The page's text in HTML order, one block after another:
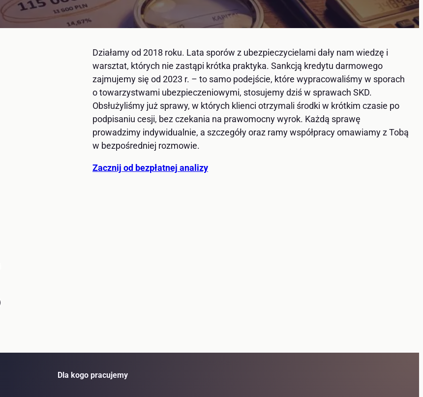
Działamy od 2018 roku. Lata sporów z ubezpieczycielami dały nam wiedzę i
warsztat, których nie zastąpi krótka praktyka. Sankcją kredytu darmowego
zajmujemy się od 2023 r. – to samo podejście, które wypracowaliśmy w sporach
o towarzystwami ubezpieczeniowymi, stosujemy dziś w sprawach SKD.
Obsłużyliśmy już sprawy, w których klienci otrzymali środki w krótkim czasie po
podpisaniu cesji, bez czekania na prawomocny wyrok. Każdą sprawę
prowadzimy indywidualnie, a szczegóły oraz ramy współpracy omawiamy z Tobą
w bezpośredniej rozmowie.
Zacznij od bezpłatnej analizy
Dla kogo pracujemy